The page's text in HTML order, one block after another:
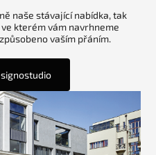
naše stávající nabídka, tak
kterém vám navrhneme
vaším přáním.